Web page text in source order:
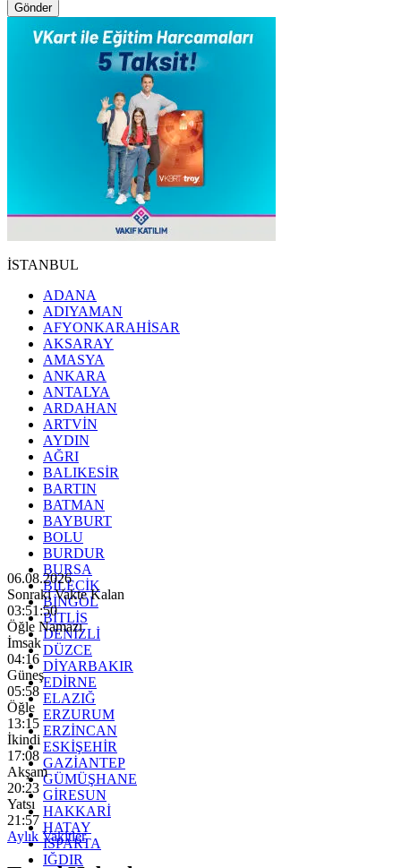
Gönder
İSTANBUL
ADANA
ADIYAMAN
AFYONKARAHİSAR
AKSARAY
AMASYA
ANKARA
ANTALYA
ARDAHAN
ARTVİN
AYDIN
AĞRI
BALIKESİR
BARTIN
BATMAN
BAYBURT
BOLU
BURDUR
BURSA
BİLECİK
BİNGÖL
BİTLİS
DENİZLİ
DÜZCE
DİYARBAKIR
EDİRNE
ELAZIĞ
ERZURUM
ERZİNCAN
ESKİŞEHİR
GAZİANTEP
GÜMÜŞHANE
GİRESUN
HAKKARİ
HATAY
ISPARTA
IĞDIR
06.08.2026
Sonraki Vakte Kalan
03:51:49
Öğle Namazı
İmsak
04:16
Güneş
05:58
Öğle
13:15
İkindi
17:08
Akşam
20:23
Yatsı
21:57
Aylık Vakitler